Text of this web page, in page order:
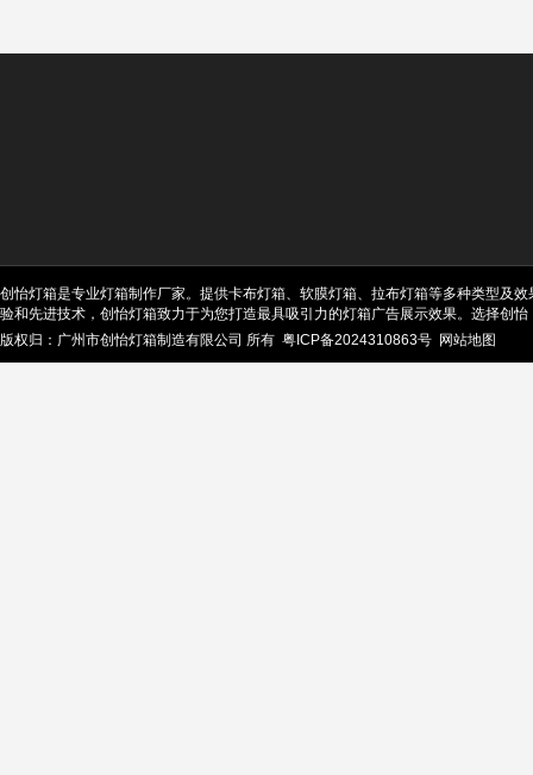
创怡灯箱是专业灯箱制作厂家。提供卡布灯箱、软膜灯箱、拉布灯箱等多种类型及
验和先进技术，创怡灯箱致力于为您打造最具吸引力的灯箱广告展示效果。选择创怡
版权归：广州市创怡灯箱制造有限公司 所有 粤ICP备2024310863号 网站地图